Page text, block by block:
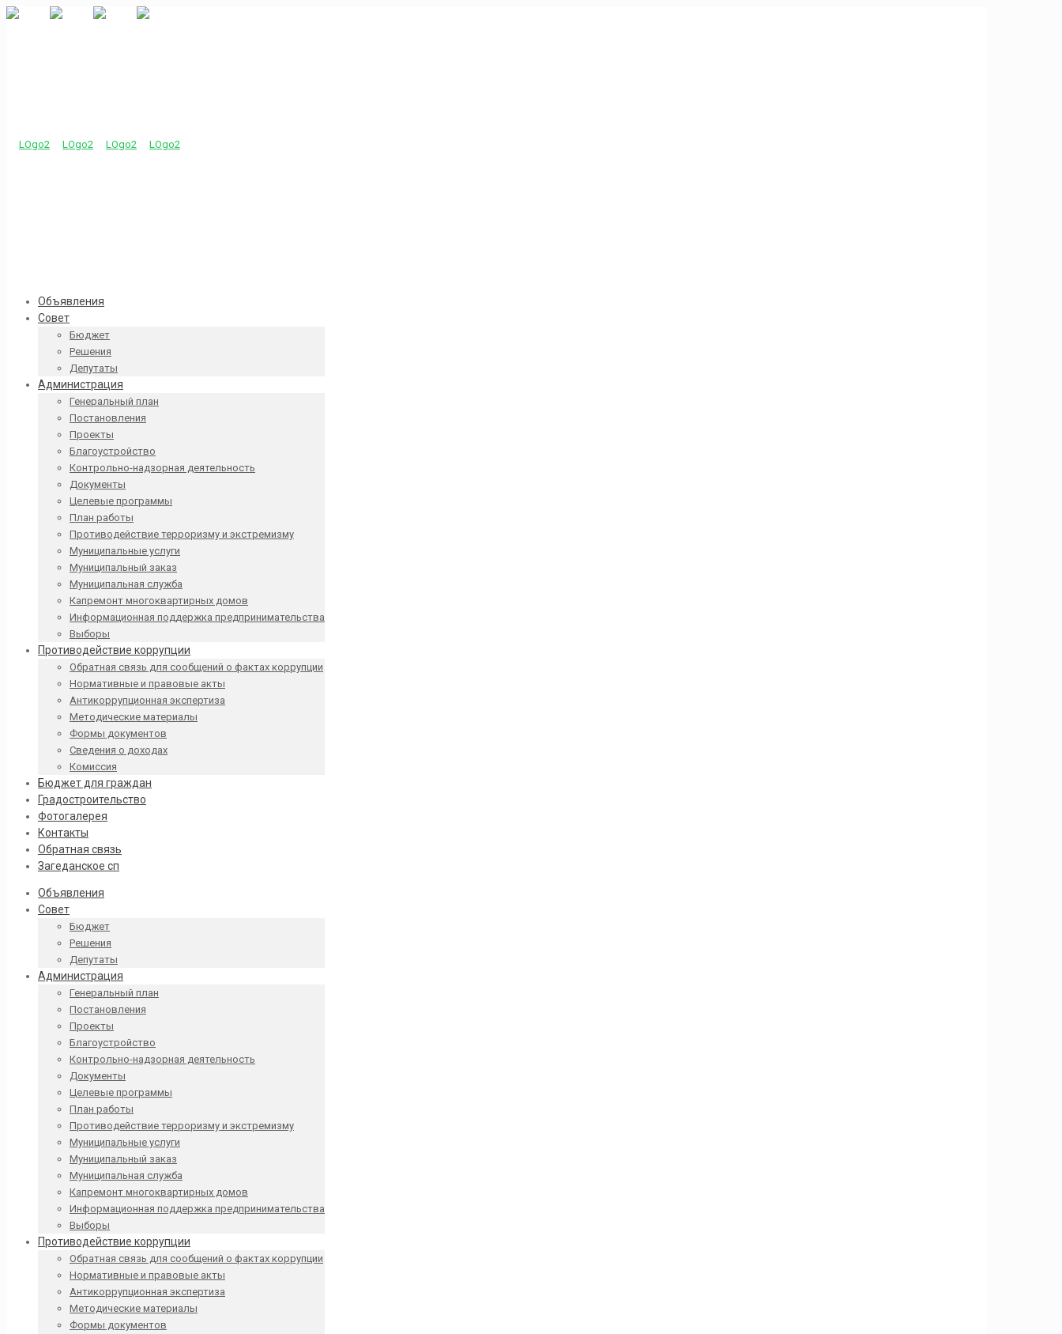
Объявления
Совет
Бюджет
Решения
Депутаты
Администрация
Генеральный план
Постановления
Проекты
Благоустройство
Контрольно-надзорная деятельность
Документы
Целевые программы
План работы
Противодействие терроризму и экстремизму
Муниципальные услуги
Муниципальный заказ
Муниципальная служба
Капремонт многоквартирных домов
Информационная поддержка предпринимательства
Выборы
Противодействие коррупции
Обратная связь для сообщений о фактах коррупции
Нормативные и правовые акты
Антикоррупционная экспертиза
Методические материалы
Формы документов
Сведения о доходах
Комиссия
Бюджет для граждан
Градостроительство
Фотогалерея
Контакты
Обратная связь
Загеданское сп
Объявления
Совет
Бюджет
Решения
Депутаты
Администрация
Генеральный план
Постановления
Проекты
Благоустройство
Контрольно-надзорная деятельность
Документы
Целевые программы
План работы
Противодействие терроризму и экстремизму
Муниципальные услуги
Муниципальный заказ
Муниципальная служба
Капремонт многоквартирных домов
Информационная поддержка предпринимательства
Выборы
Противодействие коррупции
Обратная связь для сообщений о фактах коррупции
Нормативные и правовые акты
Антикоррупционная экспертиза
Методические материалы
Формы документов